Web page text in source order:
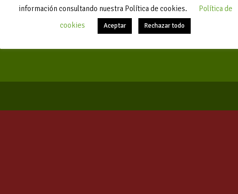
información consultando nuestra Política de cookies.
Política de
cookies
Aceptar Rechazar todo